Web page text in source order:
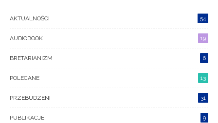
AKTUALNOŚCI 54
AUDIOBOOK 19
BRETARIANIZM 6
POLECANE 13
PRZEBUDZENI 31
PUBLIKACJE 9